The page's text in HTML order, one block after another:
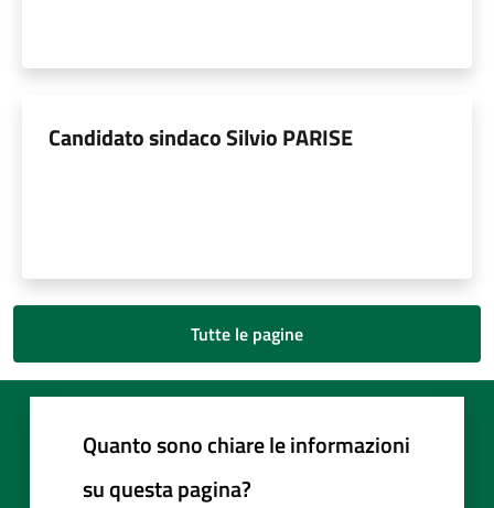
Candidato sindaco Silvio PARISE
Tutte le pagine
Quanto sono chiare le informazioni
su questa pagina?